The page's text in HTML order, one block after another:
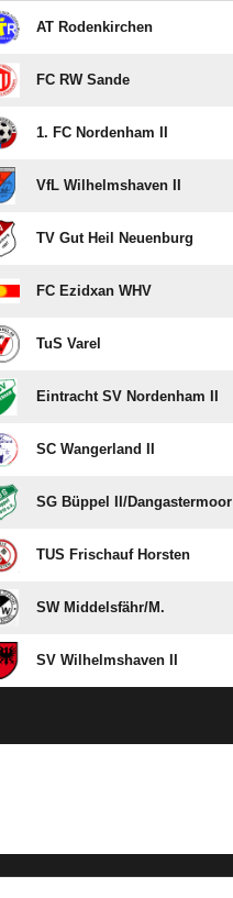
AT Rodenkirchen
FC RW Sande
1. FC Nordenham II
VfL Wilhelmshaven II
TV Gut Heil Neuenburg
FC Ezidxan WHV
TuS Varel
Eintracht SV Nordenham II
SC Wangerland II
SG Büppel II/​Dangastermoor
TUS Frischauf Horsten
SW Middelsfähr/​M.
SV Wilhelmshaven II